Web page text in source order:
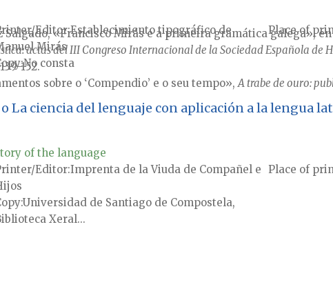
«Francisco Mirás e a primeira gramática galega»,
actas del III Congreso Internacional de la Sociedad Española de
152.
sobre o ‘Compendio’ e o seu tempo»,A trabe de ouro:
Editor Establecimiento tipográfico de
Mirás
Place of
No consta
La ciencia del lenguaje con aplicación a la lengua
of the language
Editor Imprenta de la Viuda de Compañel e Place of
Universidad de Santiago de Compostela,
Xeral...